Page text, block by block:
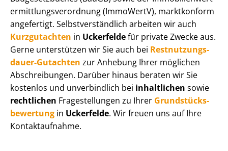
ermitt­lungs­ver­ord­nung (ImmoWertV), marktkonform
angefertigt. Selbst­ver­ständ­lich arbeiten wir auch
Kurzgutachten in Uckerfeldefür private Zwecke aus.
Gerne unterstützen wir Sie auch bei Rest­nut­zungs­
dau­er-Gutachten zur Anhebung Ihrer möglichen
Abschreibungen. Darüber hinaus beraten wir Sie
kostenlos und unverbindlich bei inhaltlichen sowie
rechtlichen Fragestellungen zu Ihrer Grund­stücks­
be­wer­tung in Uckerfelde. Wir freuen uns auf Ihre
Kontaktaufnahme.